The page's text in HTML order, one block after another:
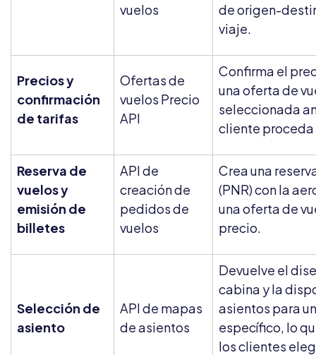
vuelos
de origen-
viaje.
Precios y
confirmación
de tarifas
Ofertas de
vuelos Precio
API
Confirma el
una oferta de
seleccionada
cliente proceda
Reserva de
vuelos y
emisión de
billetes
API de
creación de
pedidos de
vuelos
Crea una
(PNR) con la
una oferta de
precio.
Selección de
asiento
API de mapas
de asientos
Devuelve el
cabina y la
asientos para
específico, lo
los clientes